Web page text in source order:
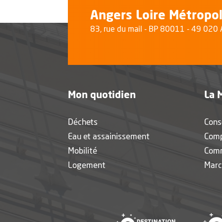
Angers Loire
83, rue du mail - BP 80011 - 49 020
Mon quotidien
Déchets
Eau et assainissement
Mobilité
Logement
La
, Ouvre